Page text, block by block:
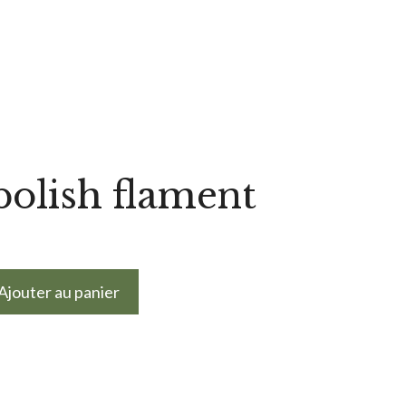
flament
au panier